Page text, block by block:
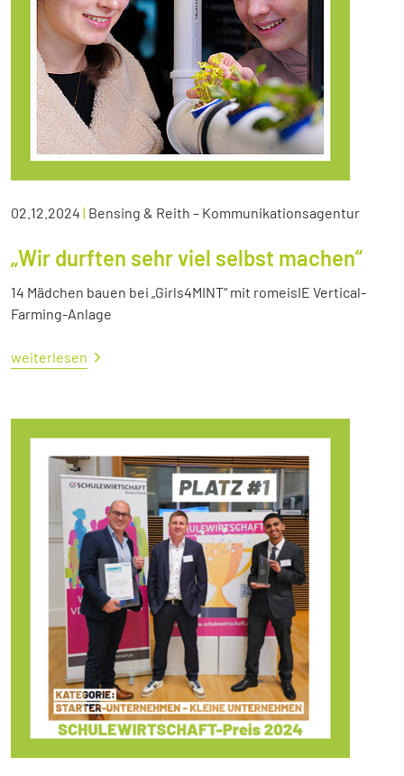
02.12.2024 | Bensing & Reith – Kommunikationsagentur
„Wir durften sehr viel selbst machen“
14 Mädchen bauen bei „Girls4MINT“ mit romeisIE Vertical-
Farming-Anlage
weiterlesen